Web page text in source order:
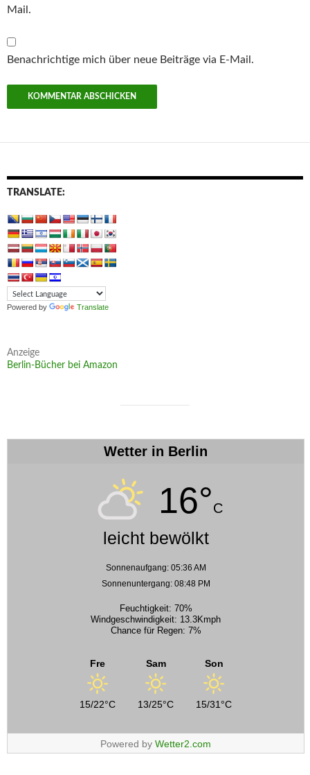
Mail.
Benachrichtige mich über neue Beiträge via E-Mail.
TRANSLATE:
Powered by Translate
Anzeige
Berlin-Bücher bei Amazon
Wetter in Berlin
16°C
leicht bewölkt
Sonnenaufgang: 05:36 AM
Sonnenuntergang: 08:48 PM
Feuchtigkeit: 70%
Windgeschwindigkeit: 13.3Kmph
Chance für Regen: 7%
Fre
15/22°C
Sam
13/25°C
Son
15/31°C
Powered by Wetter2.com